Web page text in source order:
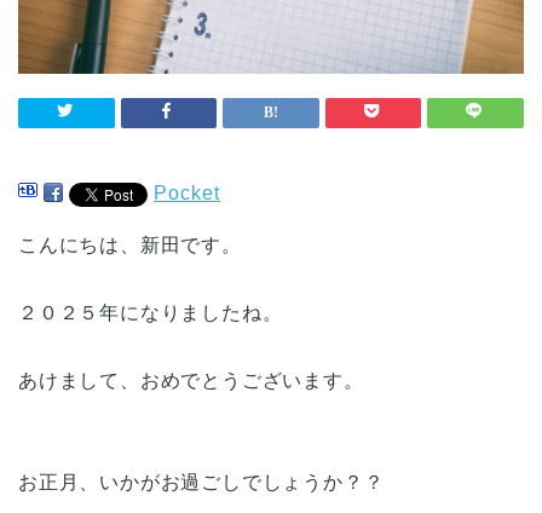
Pocket
こんにちは、新田です。
２０２５年になりましたね。
あけまして、おめでとうございます。
お正月、いかがお過ごしでしょうか？？